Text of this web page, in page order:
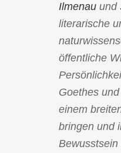
Ilmenau und
literarische
öffentliche
Goethes
einem
bringen und
Bewusstsein